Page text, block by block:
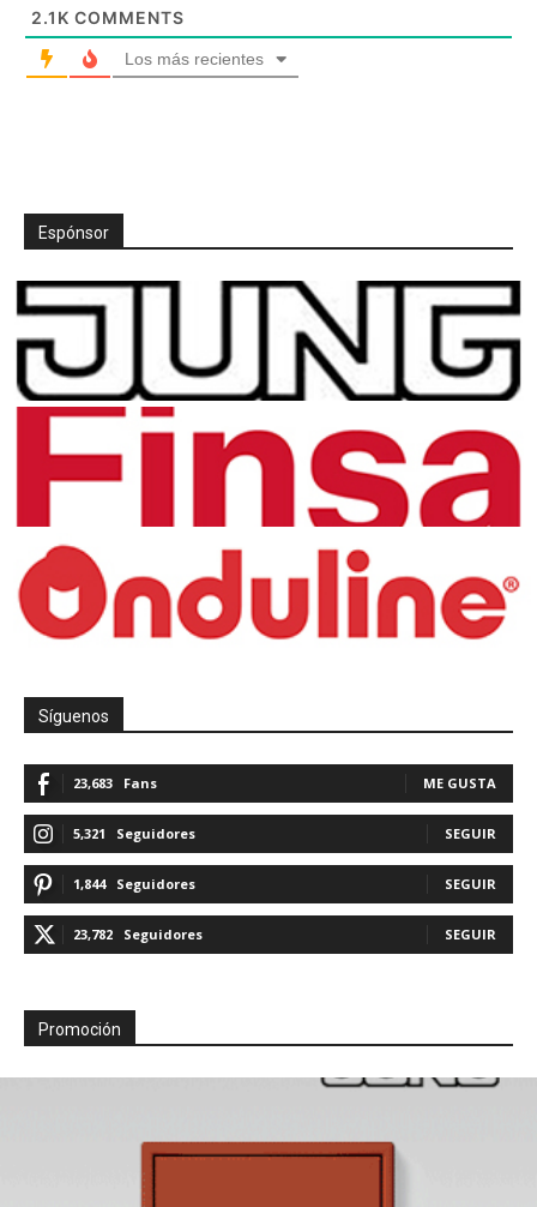
2.1K COMMENTS
Los más recientes
Espónsor
Síguenos
23,683 Fans ME GUSTA
5,321 Seguidores SEGUIR
1,844 Seguidores SEGUIR
23,782 Seguidores SEGUIR
Promoción